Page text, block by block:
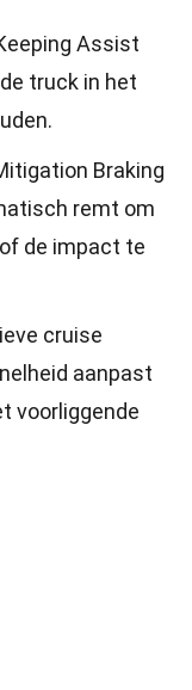
Assist
truck in het
Braking
remt om
de impact te
cruise
aanpast
voorliggende